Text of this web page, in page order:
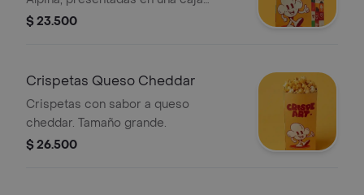
decorada.
$ 23.500
Crispetas Queso Cheddar
Crispetas con sabor a queso
cheddar. Tamaño grande.
$ 26.500